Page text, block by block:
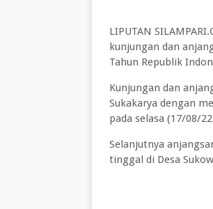
LIPUTAN
kunjungan dan
Tahun Republik
Kunjungan dan
Sukakarya dengan
pada selasa (17/08/
Selanjutnya
tinggal di Desa